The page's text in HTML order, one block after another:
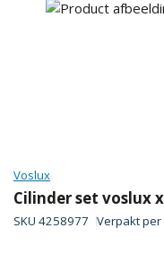
Voslux
Cilinder set voslux
SKU 4258977 Verpakt per